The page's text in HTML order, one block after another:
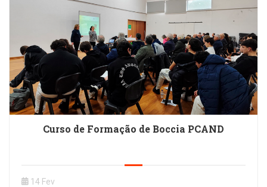
Curso de Formação de Boccia PCAND
14 Fev